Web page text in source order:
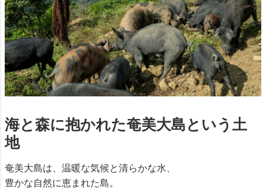
海と森に抱かれた奄美大島という土
地
奄美大島は、温暖な気候と清らかな水、
豊かな自然に恵まれた島。